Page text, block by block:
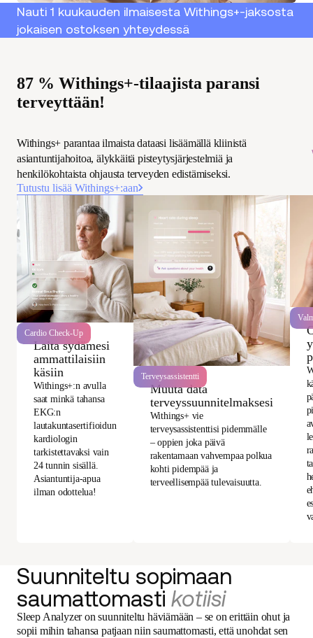
Nauti 1 kuukauden ilmaisesta Withings+-jaksosta
jokaisen ostoksen yhteydessä
87 % Withings+-tilaajista paransi
terveyttään!
Withings+ parantaa ilmaista dataasi lisäämällä kliinistä
asiantuntijahoitoa, älykkäitä pisteytysjärjestelmiä ja
henkilökohtaista ohjausta terveyden edistämiseksi.
Tutustu lisää Withings+:aan
Cardio Check-Up
Laita sydämesi
ammattilaisiin
käsiin
Withings+:n avulla
saat minkä tahansa
EKG:n
lautakuntasertifioidun
kardiologin
tarkistettavaksi vain
24 tunnin sisällä.
Asiantuntija-apua
ilman odottelua!
Terveysassistentti
Muuta data
terveyssuunnitelmaksesi
Withings+ vie
terveysassistenttisi pidemmälle
– oppien joka päivä
rakentamaan vahvempaa polkua
kohti pidempää ja
terveellisempää tulevaisuutta.
Suunniteltu sopimaan
saumattomasti kotiisi
Sleep Analyzer on suunniteltu häviämään – se on erittäin ohut ja
sopii mihin tahansa patjaan niin saumattomasti, että unohdat sen